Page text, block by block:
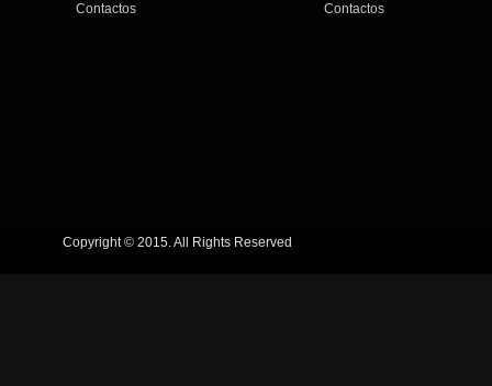
Contactos
Contactos
Copyright © 2015. All Rights Reserved